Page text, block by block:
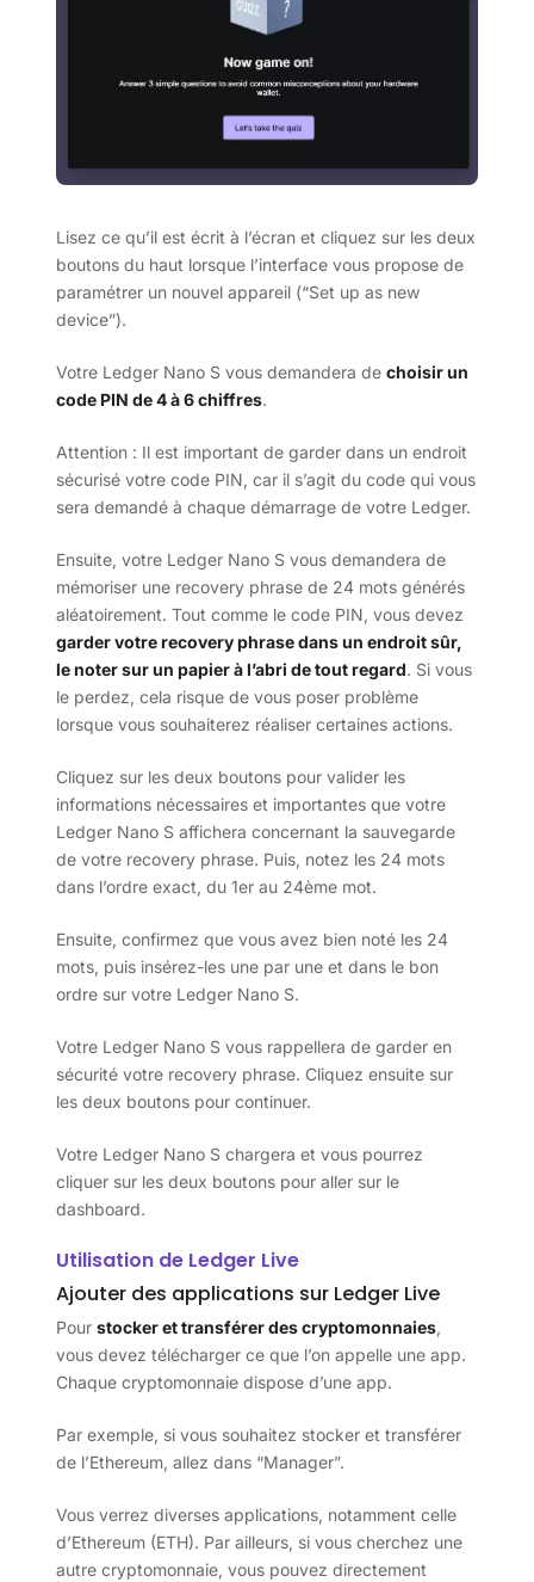
Lisez ce qu’il est écrit à l’écran et cliquez sur les deux
boutons du haut lorsque l’interface vous propose de
paramétrer un nouvel appareil (“Set up as new
device”).
Votre Ledger Nano S vous demandera de choisir un
code PIN de 4 à 6 chiffres.
Attention : Il est important de garder dans un endroit
sécurisé votre code PIN, car il s’agit du code qui vous
sera demandé à chaque démarrage de votre Ledger.
Ensuite, votre Ledger Nano S vous demandera de
mémoriser une recovery phrase de 24 mots générés
aléatoirement. Tout comme le code PIN, vous devez
garder votre recovery phrase dans un endroit sûr,
le noter sur un papier à l’abri de tout regard. Si vous
le perdez, cela risque de vous poser problème
lorsque vous souhaiterez réaliser certaines actions.
Cliquez sur les deux boutons pour valider les
informations nécessaires et importantes que votre
Ledger Nano S affichera concernant la sauvegarde
de votre recovery phrase. Puis, notez les 24 mots
dans l’ordre exact, du 1er au 24ème mot.
Ensuite, confirmez que vous avez bien noté les 24
mots, puis insérez-les une par une et dans le bon
ordre sur votre Ledger Nano S.
Votre Ledger Nano S vous rappellera de garder en
sécurité votre recovery phrase. Cliquez ensuite sur
les deux boutons pour continuer.
Votre Ledger Nano S chargera et vous pourrez
cliquer sur les deux boutons pour aller sur le
dashboard.
Utilisation de Ledger Live
Ajouter des applications sur Ledger Live
Pour stocker et transférer des cryptomonnaies,
vous devez télécharger ce que l’on appelle une app.
Chaque cryptomonnaie dispose d’une app.
Par exemple, si vous souhaitez stocker et transférer
de l’Ethereum, allez dans “Manager”.
Vous verrez diverses applications, notamment celle
d’Ethereum (ETH). Par ailleurs, si vous cherchez une
autre cryptomonnaie, vous pouvez directement